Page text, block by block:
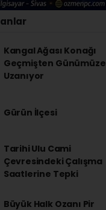
Kangal Ağası Konağı
Geçmişten Günümüze
Uzanıyor
Gürün İlçesi
Tarihi Ulu Cami
Çevresindeki Çalışma
Saatlerine Tepki
Büyük Halk Ozanı Pir